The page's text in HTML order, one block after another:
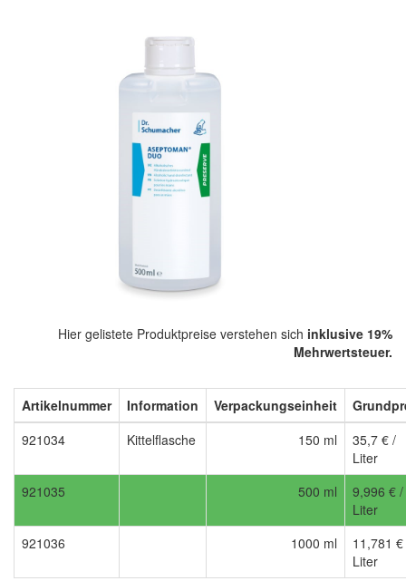
Hier gelistete Produktpreise verstehen sich inklusive 19%
Mehrwertsteuer.
Artikelnummer Information Verpackungseinheit
921034
Kittelflasche 150 ml
35,7 € /
Liter
921035
500 ml
9,996 € /
Liter
921036
1000 ml
11,781
Liter